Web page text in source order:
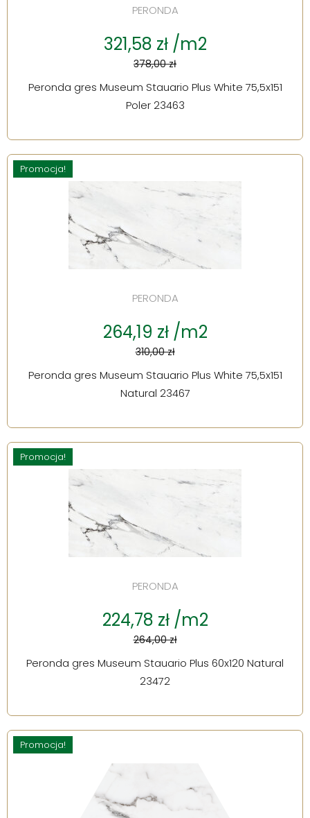
PERONDA
321,58 zł /m2
378,00 zł
Peronda gres Museum Stauario Plus White 75,5x151
Poler 23463
Promocja!
PERONDA
264,19 zł /m2
310,00 zł
Peronda gres Museum Stauario Plus White 75,5x151
Natural 23467
Promocja!
PERONDA
224,78 zł /m2
264,00 zł
Peronda gres Museum Stauario Plus 60x120 Natural
23472
Promocja!